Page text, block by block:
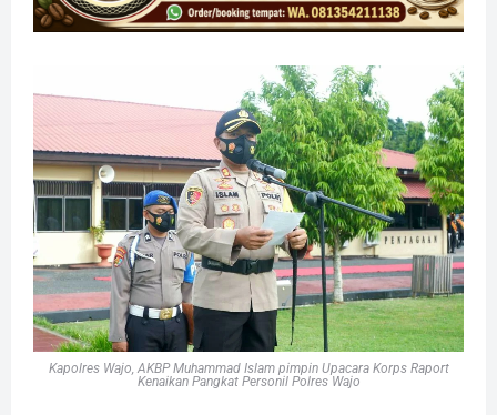
Kapolres Wajo, AKBP Muhammad Islam pimpin Upacara Korps Raport
Kenaikan Pangkat Personil Polres Wajo